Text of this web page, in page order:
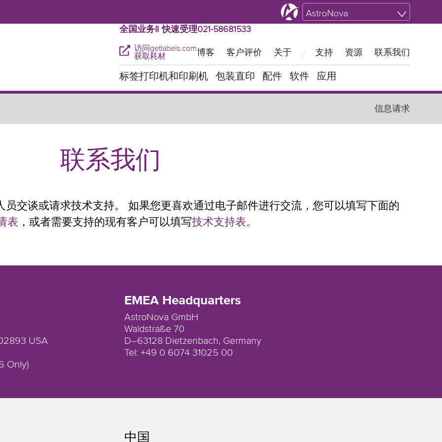
AstroNova
全国业务‖ 快速受理021-58681533
全国业务‖ 快速受理021-58681533
访问getlabels.com
获取耗材
博客 客户评价 关于 支持 资源 联系我们
标签打印机和印刷机 包装直印 配件 软件 应用
信息请求
联系我们
交谈或请求技术支持。 如果您更喜欢通过电子邮件进行交流，您可以填写下面的
表 ，或者需要支持的现有客户可以填写技术支持表。
USA
Only)
EMEA Headquarters
AstroNova GmbH
Waldstraße 70
D–63128 Dietzenbach, Germany
Tel: +49 0 6074 31025 00
中国